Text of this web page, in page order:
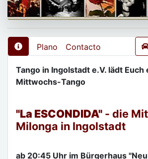
Plano Contacto
Tango in Ingolstadt e.V. lädt Euch
Mittwochs-Tango
"La ESCONDIDA" - die
Milonga in Ingolstadt
ab 20:45 Uhr im Bürgerhaus